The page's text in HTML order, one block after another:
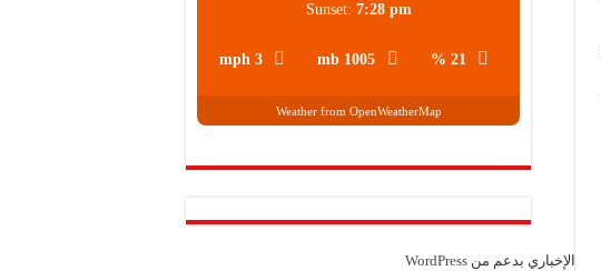
21 %
1005 mb
3 mph
Sunset: 7:28 pm
Weather from OpenWeatherMap
الإخباري بدعم من WordPress